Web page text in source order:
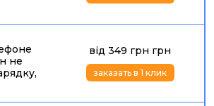
Яй-Яй выполняет
Киев
после падений, попадания
экрана, проблем с зарядкой,
перегрева, неисправности
камеры или платы. Мы помогаем,
не
від 349 грн грн
заказать в 1 клик